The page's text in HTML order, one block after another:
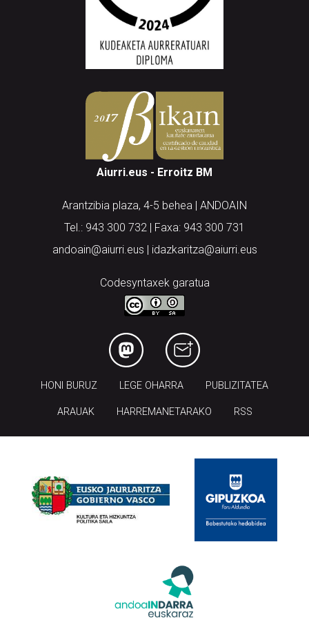
Aiurri.eus - Erroitz BM
Arantzibia plaza, 4-5 behea | ANDOAIN
Tel.: 943 300 732 | Faxa: 943 300 731
andoain@aiurri.eus | idazkaritza@aiurri.eus
Codesyntaxek garatua
HONI BURUZ LEGE OHARRA PUBLIZITATEA
ARAUAK HARREMANETARAKO RSS